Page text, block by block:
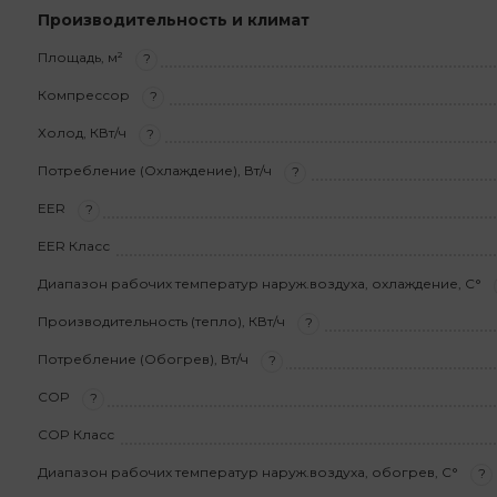
Производительность и климат
Площадь, м² ?
Компрессор ?
Холод, КВт/ч ?
Потребление (Охлаждение), Вт/ч ?
EER ?
EER Класс
Диапазон рабочих температур наруж.воздуха, охлаждение, С°
Производительность (тепло), КВт/ч ?
Потребление (Обогрев), Вт/ч ?
COP ?
COP Класс
Диапазон рабочих температур наруж.воздуха, обогрев, С° ?